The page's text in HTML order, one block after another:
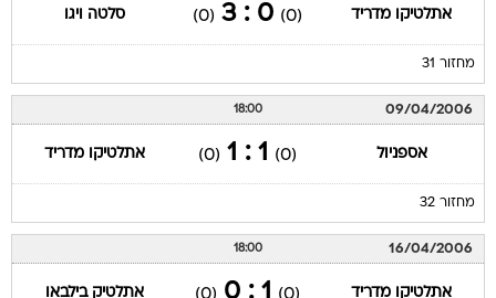
אתלטיקו מדריד (0)
0 : 3
(0) סלטה ויגו
מחזור 31
09/04/2006
18:00
אספניול (0)
1 : 1
(0) אתלטיקו מדריד
מחזור 32
16/04/2006
18:00
אתלטיקו מדריד אתלטיק בילבאו